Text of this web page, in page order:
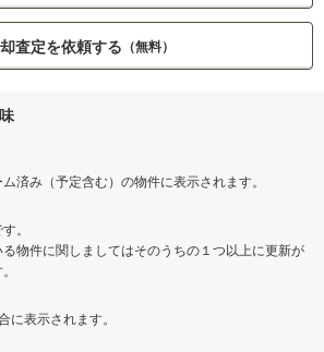
査定を依頼する （無料）
済み（予定含む）の物件に表示されます。
。
物件に関しましてはそのうちの１つ以上に更新が
に表示されます。